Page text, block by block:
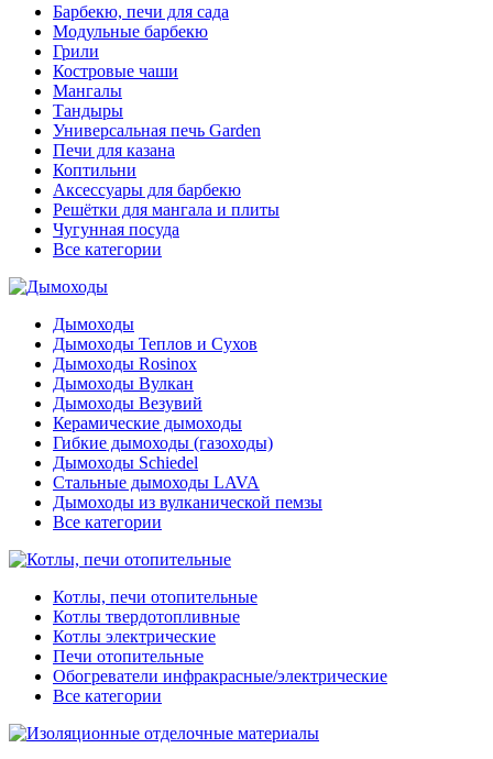
Барбекю, печи для сада
Модульные барбекю
Грили
Костровые чаши
Мангалы
Тандыры
Универсальная печь Garden
Печи для казана
Коптильни
Аксессуары для барбекю
Решётки для мангала и плиты
Чугунная посуда
Все категории
Дымоходы
Дымоходы Теплов и Сухов
Дымоходы Rosinox
Дымоходы Вулкан
Дымоходы Везувий
Керамические дымоходы
Гибкие дымоходы (газоходы)
Дымоходы Schiedel
Стальные дымоходы LAVA
Дымоходы из вулканической пемзы
Все категории
Котлы, печи отопительные
Котлы твердотопливные
Котлы электрические
Печи отопительные
Обогреватели инфракрасные/электрические
Все категории